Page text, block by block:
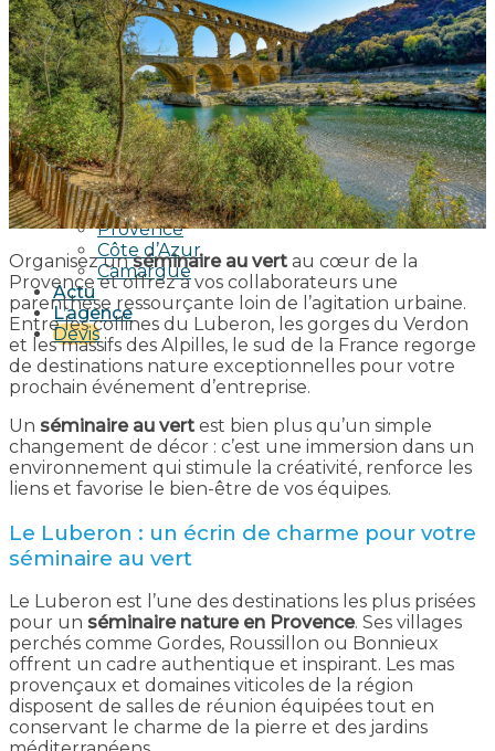
Séminaire sportif
Séminaire culturel
Nos soirées
Soirée en mer
Soirée sur une île
Soirée au bord de l’eau
Soirée dans un mas Provençal
Soirée dans un Vignoble
Nos activités
Nos Destinations
Provence
Côte d’Azur
Camargue
Actu
L’agence
Devis
Organisez unséminaire au vert au cœur de la
Provence et offrez à vos collaborateurs une
parenthèse ressourçante loin de l’agitation urbaine.
Entre les collines du Luberon, les gorges du Verdon
et les massifs des Alpilles, le sud de la France regorge
de destinations nature exceptionnelles pour votre
prochain événement d’entreprise.
Un séminaire au vert est bien plus qu’un simple
changement de décor : c’est une immersion dans un
environnement qui stimule la créativité, renforce les
liens et favorise le bien-être de vos équipes.
Le Luberon : un écrin de charme pour votre
séminaire au vert
Le Luberon est l’une des destinations les plus prisées
pour un séminaire nature en Provence. Ses villages
perchés comme Gordes, Roussillon ou Bonnieux
offrent un cadre authentique et inspirant. Les mas
provençaux et domaines viticoles de la région
disposent de salles de réunion équipées tout en
conservant le charme de la pierre et des jardins